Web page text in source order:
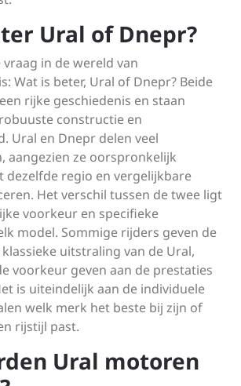
Ural of Dnepr?
vraag in de wereld van
Wat is beter, Ural of Dnepr? Beide
rijke geschiedenis en staan
constructie en
Ural en Dnepr delen veel
aangezien ze oorspronkelijk
dezelfde regio en vergelijkbare
Het verschil tussen de twee ligt
voorkeur en specifieke
model. Sommige rijders geven de
uitstraling van de Ural,
voorkeur geven aan de prestaties
is uiteindelijk aan de individuele
welk merk het beste bij zijn of
rijstijl past.
Ural motoren